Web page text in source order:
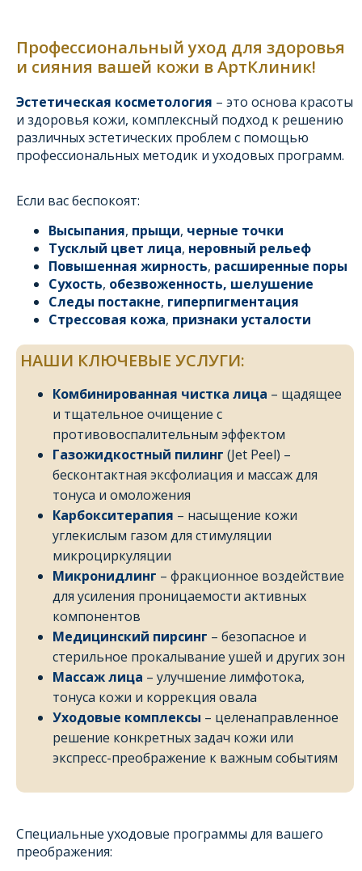
Профессиональный уход для здоровья
и сияния вашей кожи в АртКлиник!
Эстетическая косметология – это основа красоты
и здоровья кожи, комплексный подход к решению
различных эстетических проблем с помощью
профессиональных методик и уходовых программ.
Если вас беспокоят:
Высыпания, прыщи, черные точки
Тусклый цвет лица, неровный рельеф
Повышенная жирность, расширенные поры
Сухость, обезвоженность, шелушение
Следы постакне, гиперпигментация
Стрессовая кожа, признаки усталости
НАШИ КЛЮЧЕВЫЕ УСЛУГИ:
Комбинированная чистка лица – щадящее
и тщательное очищение с
противовоспалительным эффектом
Газожидкостный пилинг (Jet Peel) –
бесконтактная эксфолиация и массаж для
тонуса и омоложения
Карбокситерапия – насыщение кожи
углекислым газом для стимуляции
микроциркуляции
Микронидлинг – фракционное воздействие
для усиления проницаемости активных
компонентов
Медицинский пирсинг – безопасное и
стерильное прокалывание ушей и других зон
Массаж лица – улучшение лимфотока,
тонуса кожи и коррекция овала
Уходовые комплексы – целенаправленное
решение конкретных задач кожи или
экспресс-преображение к важным событиям
Специальные уходовые программы для вашего
преображения: